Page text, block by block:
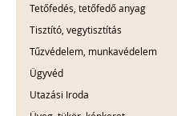
Tetőfedés, tetőfedő anyag
Tisztító, vegytisztítás
Tűzvédelem, munkavédelem
Ügyvéd
Utazási Iroda